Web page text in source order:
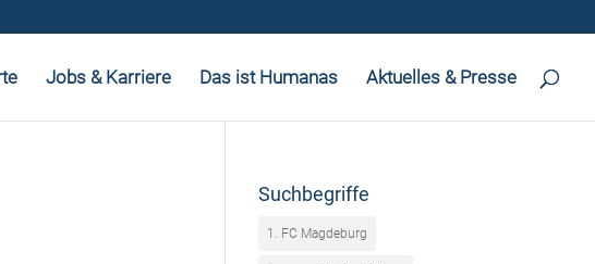
Jobs & Karriere Das ist Humanas Aktuelles & Presse
Suchbegriffe
1. FC Magdeburg